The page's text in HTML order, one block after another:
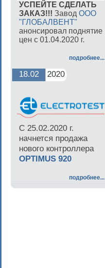
УСПЕЙТЕ СДЕЛАТЬ
ЗАКАЗ!!! Завод ООО
"ГЛОБАЛВЕНТ"
анонсировал поднятие
цен с 01.04.2020 г.
подробнее...
18.02 2020
С 25.02.2020 г.
начнется продажа
нового контроллера
OPTIMUS 920
подробнее...